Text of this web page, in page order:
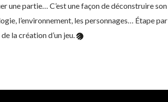
une partie… C’est une façon de déconstruire son
l’environnement, les personnages… Étape par
la création d’un jeu.